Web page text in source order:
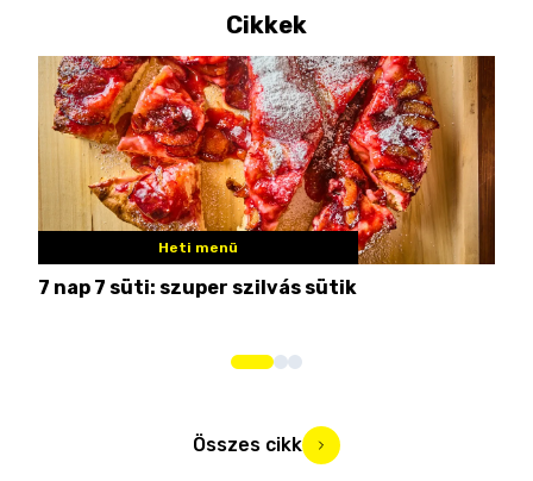
Cikkek
Heti menü
7 nap 7 süti: szuper szilvás sütik
Összes cikk